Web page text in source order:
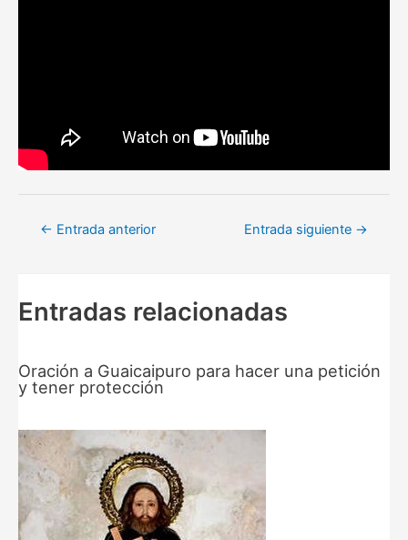
Navegación
← Entrada anterior Entrada siguiente →
Entradas relacionadas
Oración a Guaicaipuro para hacer una petición
y tener protección